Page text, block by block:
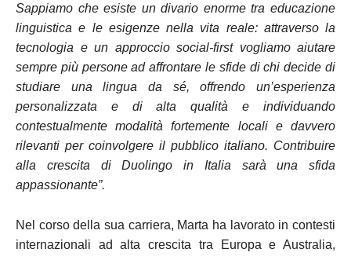
Sappiamo che esiste un divario enorme tra educazione
linguistica e le esigenze nella vita reale: attraverso la
tecnologia e un approccio social-first vogliamo aiutare
sempre più persone ad affrontare le sfide di chi decide di
studiare una lingua da sé, offrendo un’esperienza
personalizzata e di alta qualità e individuando
contestualmente modalità fortemente locali e davvero
rilevanti per coinvolgere il pubblico italiano. Contribuire
alla crescita di Duolingo in Italia sarà una sfida
appassionante”.
Nel corso della sua carriera, Marta ha lavorato in contesti
internazionali ad alta crescita tra Europa e Australia,